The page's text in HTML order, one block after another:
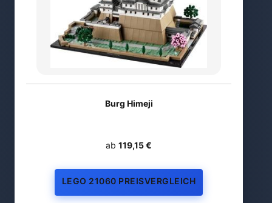
Burg Himeji
ab 119,15 €
LEGO 21060 PREISVERGLEICH